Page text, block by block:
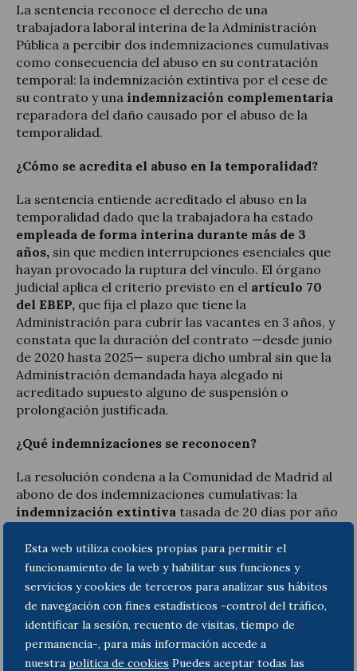
Esta web utiliza cookies propias para permitir el
funcionamiento de la web y habilitar sus funciones y
servicios y cookies de terceros para analizar sus hábitos
de navegación con fines estadísticos -control del tráfico,
identificar la sesión, recuento de visitas, tiempo de
permanencia-, para más información accede a
nuestra politica de cookies Puedes aceptar todas las
La sentencia reconoce el derecho de una
trabajadora laboral interina de la Administración
Pública a percibir dos indemnizaciones cumulativas
como consecuencia del abuso en su contratación
temporal: la indemnización extintiva por el cese de
su contrato y una indemnización complementaria
reparadora del daño causado por el abuso de la
temporalidad.
¿Cómo se acredita el abuso en la temporalidad?
La sentencia entiende acreditado el abuso en la
temporalidad dado que la trabajadora ha estado
empleada de forma interina durante más de 3
años, sin que medien interrupciones esenciales que
hayan provocado la ruptura del vínculo. El órgano
judicial aplica el criterio previsto en el artículo 70
del EBEP, que fija el plazo que tiene la
Administración para cubrir las vacantes en 3 años, y
constata que la duración del contrato —desde junio
de 2020 hasta 2025— supera dicho umbral sin que la
Administración demandada haya alegado ni
acreditado supuesto alguno de suspensión o
prolongación justificada.
¿Qué indemnizaciones se reconocen?
La resolución condena a la Comunidad de Madrid al
abono de dos indemnizaciones cumulativas: la
indemnización extintiva tasada de 20 días por año
aplicando a los contratos que se extinguen por la
cobertura definitiva de la vacante— y una
indemnización complementaria reparadoradel
daño sufrido por el abuso de la temporalidad, fijada
con arreglo al criterio orientador constituido por la
LISOS (art. 40, en la redacción vigente al tiempo de
producirse los hechos).